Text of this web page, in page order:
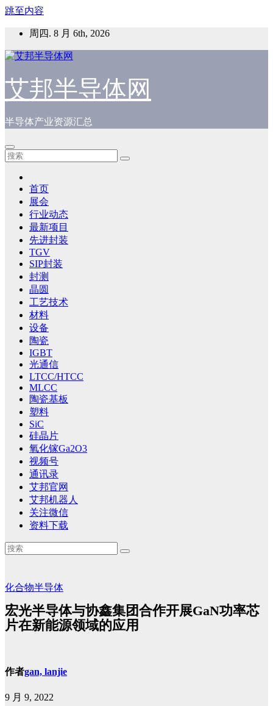
跳至内容
周四. 8 月 6th, 2026
艾邦半导体网
半导体产业资源汇总
首页
展会
行业动态
最新项目
先进封装
TGV
SIP封装
封测
晶圆
工艺技术
材料
设备
陶瓷
IGBT
光通信
LTCC/HTCC
MLCC
陶瓷基板
塑料
SiC
硅晶片
氧化镓Ga2O3
视频号
通讯录
艾邦官网
艾邦机器人
关注微信
资料下载
化合物半导体
宏光半导体与协鑫集团合作开展GaN功率芯
片在新能源领域的应用
作者gan, lanjie
9 月 9, 2022